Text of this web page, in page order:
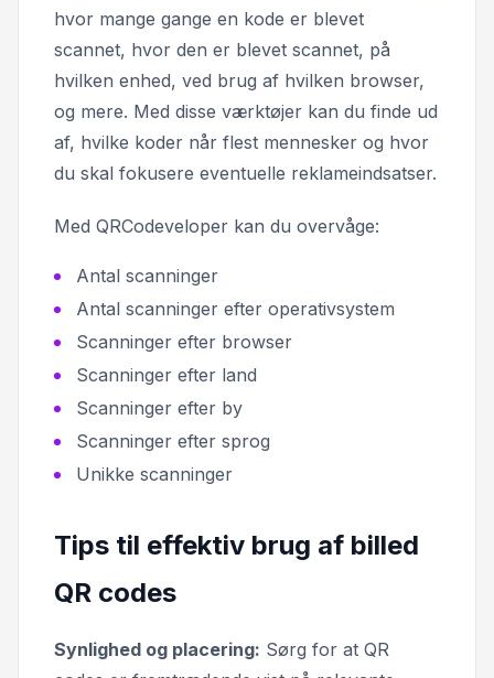
hvor mange gange en kode er blevet
scannet, hvor den er blevet scannet, på
hvilken enhed, ved brug af hvilken browser,
og mere. Med disse værktøjer kan du finde ud
af, hvilke koder når flest mennesker og hvor
du skal fokusere eventuelle reklameindsatser.
Med QRCodeveloper kan du overvåge:
Antal scanninger
Antal scanninger efter operativsystem
Scanninger efter browser
Scanninger efter land
Scanninger efter by
Scanninger efter sprog
Unikke scanninger
Tips til effektiv brug af billed
QR codes
Synlighed og placering: Sørg for at QR